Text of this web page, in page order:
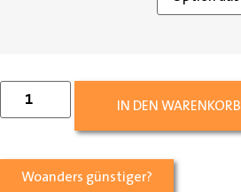
IN DEN WARENKORB
Woanders günstiger?